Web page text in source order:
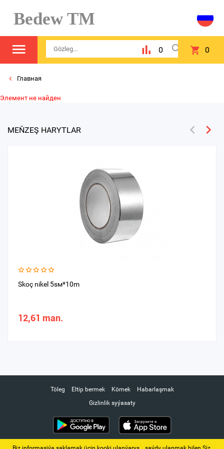
Bedew TM
0 0
Главная
Элемент не найден
MEŇZEŞ HARYTLAR
Skoç nikel 5sм*10m
12,61 man.
Töleg Eltip bermek Kömek
Habarlaşmak
Gizlinlik syýasaty